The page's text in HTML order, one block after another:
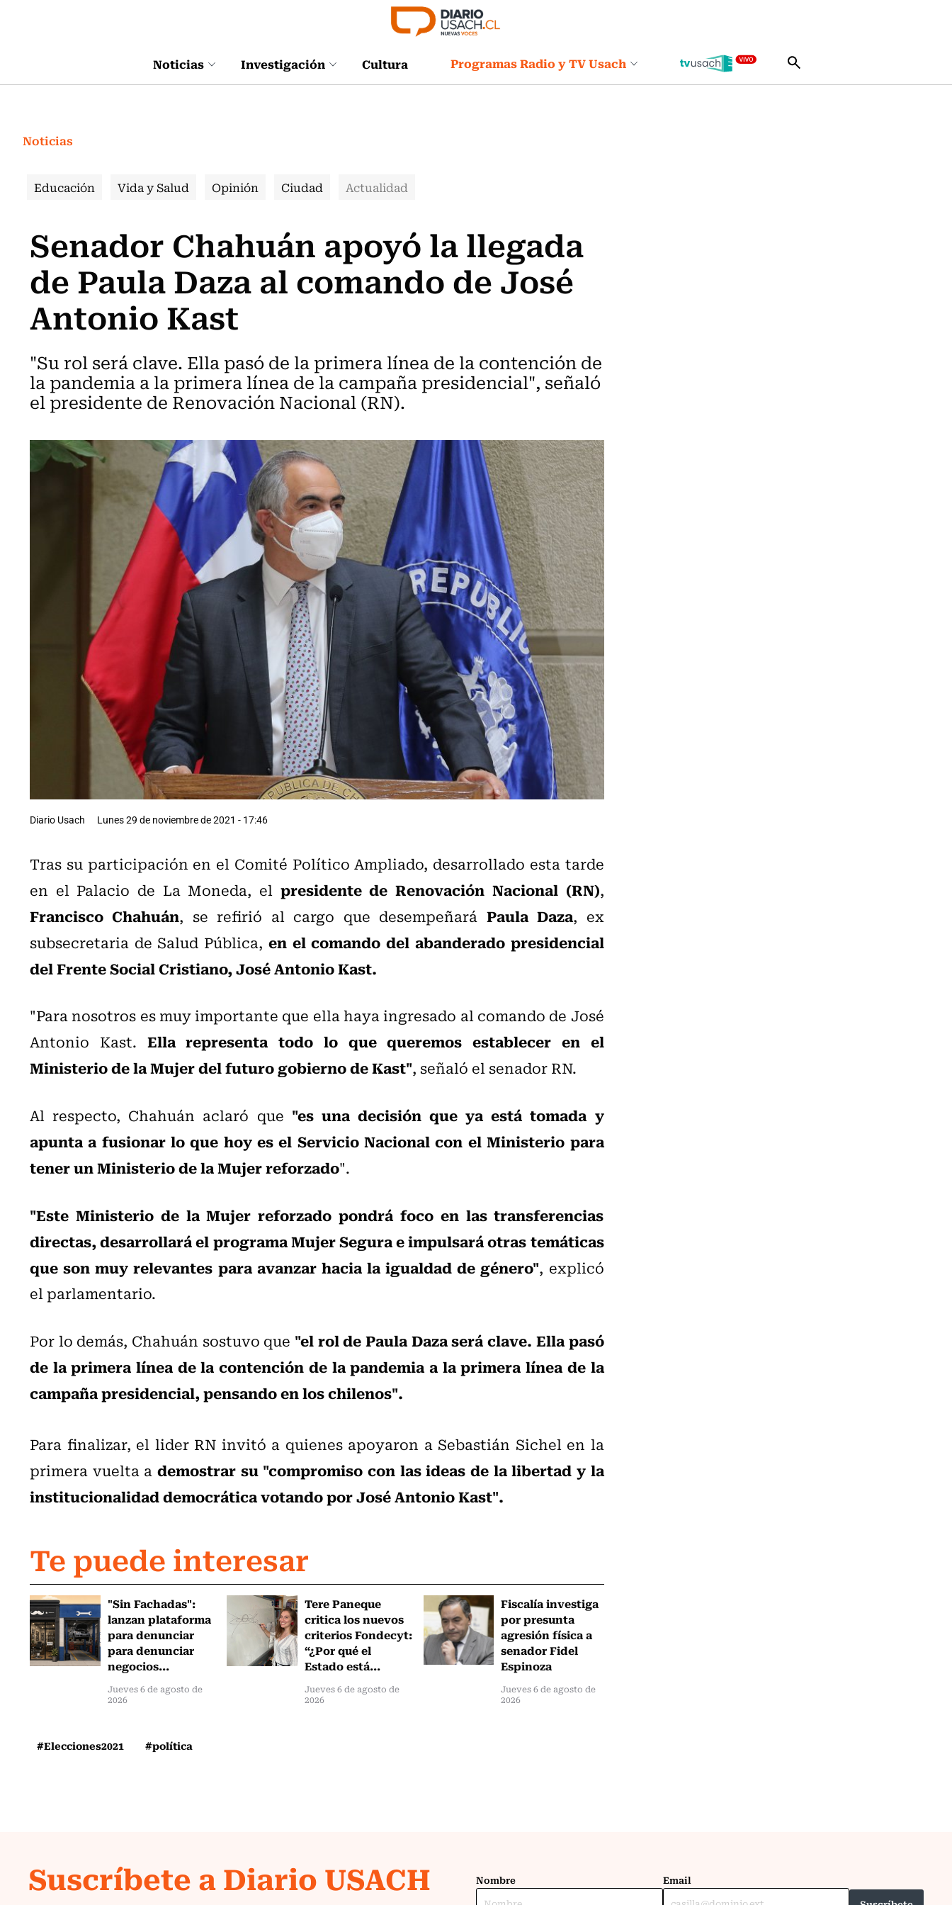
Noticias Investigación Cultura Programas Radio y TV Usach
Noticias
Educación Vida y Salud Opinión Ciudad Actualidad
Senador Chahuán apoyó la llegada
de Paula Daza al comando de José
Antonio Kast
"Su rol será clave. Ella pasó de la primera línea de la contención de
la pandemia a la primera línea de la campaña presidencial", señaló
el presidente de Renovación Nacional (RN).
Diario Usach Lunes 29 de noviembre de 2021 - 17:46
Tras su participación en el Comité Político Ampliado, desarrollado esta tarde
en el Palacio de La Moneda, el presidente de Renovación Nacional (RN),
Francisco Chahuán, se refirió al cargo que desempeñará Paula Daza, ex
subsecretaria de Salud Pública, en el comando del abanderado presidencial
del Frente Social Cristiano, José Antonio Kast.
"Para nosotros es muy importante que ella haya ingresado al comando de José
Antonio Kast. Ella representa todo lo que queremos establecer en el
Ministerio de la Mujer del futuro gobierno de Kast", señaló el senador RN.
Al respecto, Chahuán aclaró que "es una decisión que ya está tomada y
apunta a fusionar lo que hoy es el Servicio Nacional con el Ministerio para
tener un Ministerio de la Mujer reforzado".
"Este Ministerio de la Mujer reforzado pondrá foco en las transferencias
directas, desarrollará el programa Mujer Segura e impulsará otras temáticas
que son muy relevantes para avanzar hacia la igualdad de género", explicó
el parlamentario.
Por lo demás, Chahuán sostuvo que "el rol de Paula Daza será clave. Ella pasó
de la primera línea de la contención de la pandemia a la primera línea de la
campaña presidencial, pensando en los chilenos".
Para finalizar, el lider RN invitó a quienes apoyaron a Sebastián Sichel en la
primera vuelta a demostrar su "compromiso con las ideas de la libertad y la
institucionalidad democrática votando por José Antonio Kast".
Te puede interesar
"Sin Fachadas":
lanzan plataforma
para denunciar
para denunciar
negocios...
Jueves 6 de agosto de
2026
Tere Paneque
critica los nuevos
criterios Fondecyt:
“¿Por qué el
Estado está...
Jueves 6 de agosto de
2026
Fiscalía investiga
por presunta
agresión física a
senador Fidel
Espinoza
Jueves 6 de agosto de
2026
#Elecciones2021 #política